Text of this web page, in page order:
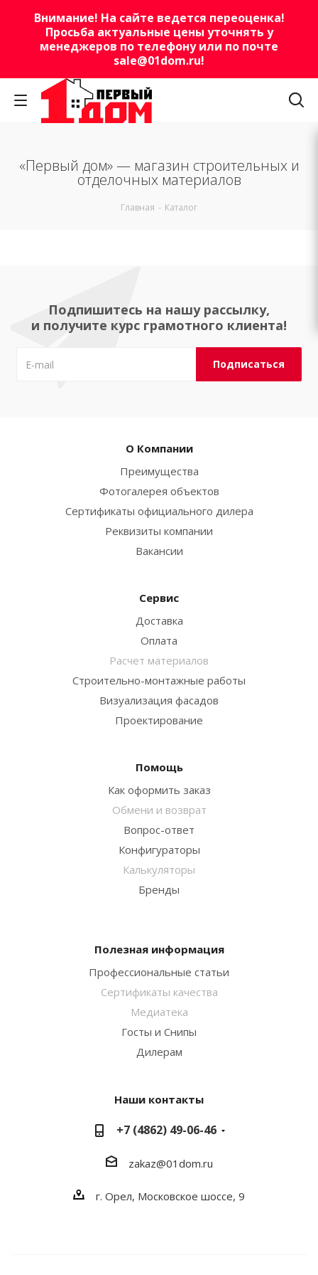
Внимание! На сайте ведется переоценка!
Просьба актуальные цены уточнять у
менеджеров по телефону или по почте
sale@01dom.ru!
«Первый дом» — магазин строительных и
отделочных материалов
Главная - Каталог
Подпишитесь на нашу рассылку,
и получите курс грамотного клиента!
О Компании
Преимущества
Фотогалерея объектов
Сертификаты официального дилера
Реквизиты компании
Вакансии
Сервис
Доставка
Оплата
Расчет материалов
Строительно-монтажные работы
Визуализация фасадов
Проектирование
Помощь
Как оформить заказ
Обмени и возврат
Вопрос-ответ
Конфигураторы
Калькуляторы
Бренды
Полезная информация
Профессиональные статьи
Сертификаты качества
Медиатека
Госты и Снипы
Дилерам
Наши контакты
+7 (4862) 49-06-46
zakaz@01dom.ru
г. Орел, Московское шоссе, 9